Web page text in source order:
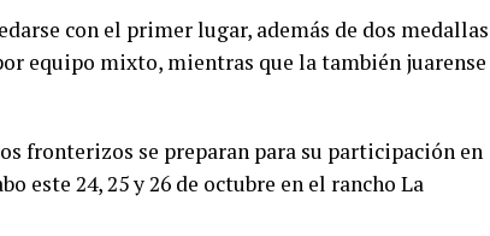
con el primer lugar, además de dos medallas
equipo mixto, mientras que la también juarense
fronterizos se preparan para su participación en
este 24, 25 y 26 de octubre en el rancho La